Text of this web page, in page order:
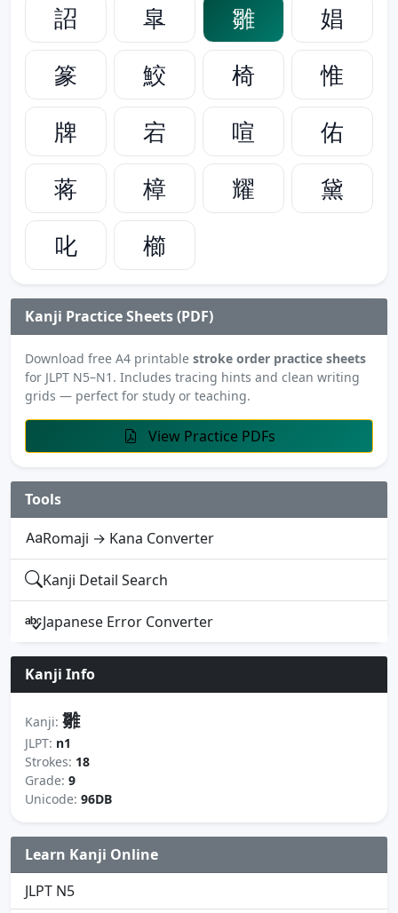
詔
皐 雛
娼
篆
鮫 椅
惟
牌
宕 喧
佑
蒋
樟 耀
黛
叱
櫛
Kanji Practice Sheets (PDF)
Download free A4 printable stroke order practice sheets
for JLPT N5–N1. Includes tracing hints and clean writing
grids — perfect for study or teaching.
View Practice PDFs
Tools
Romaji → Kana Converter
Kanji Detail Search
Japanese Error Converter
Kanji Info
Kanji: 雛
JLPT: n1
Strokes: 18
Grade: 9
Unicode: 96DB
Learn Kanji Online
JLPT N5